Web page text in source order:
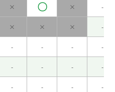
可惜老师的音乐活动
术水平！下次见！( 男性
ます。 ありがとうご
× 〇 × -
× × × -
- - - -
- - - -
- - - -